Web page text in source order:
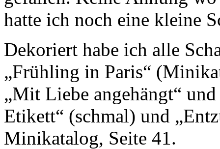
hatte ich noch eine kleine
Dekoriert habe ich alle
„Frühling in Paris“
„Mit Liebe angehängt“
Etikett“ (schmal) und
Minikatalog, Seite 41.